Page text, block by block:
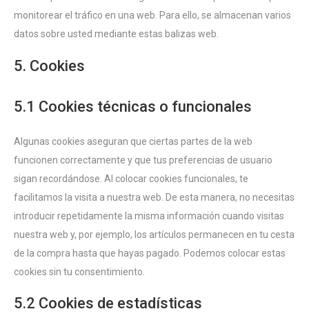
monitorear el tráfico en una web. Para ello, se almacenan varios
datos sobre usted mediante estas balizas web.
5. Cookies
5.1 Cookies técnicas o funcionales
Algunas cookies aseguran que ciertas partes de la web
funcionen correctamente y que tus preferencias de usuario
sigan recordándose. Al colocar cookies funcionales, te
facilitamos la visita a nuestra web. De esta manera, no necesitas
introducir repetidamente la misma información cuando visitas
nuestra web y, por ejemplo, los artículos permanecen en tu cesta
de la compra hasta que hayas pagado. Podemos colocar estas
cookies sin tu consentimiento.
5.2 Cookies de estadísticas